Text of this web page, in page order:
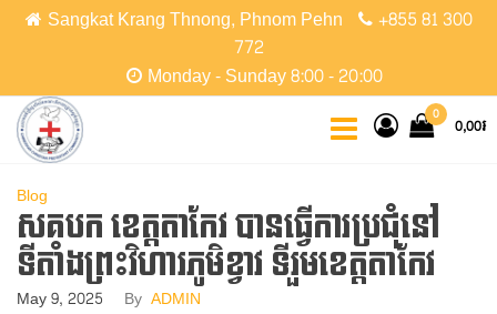
Skip
content
Sangkat Krang Thnong, Phnom Pehn
+855 81 300
772
Monday - Sunday 8:00 - 20:00
0 0,00៛
CCPC
Blog
សគបក ខេត្តតាកែវ បានធ្វើការប្រជុំនៅ
ទីតាំងព្រះវិហារភូមិខ្វាវ ទីរួមខេត្តតាកែវ
May 9, 2025 By ADMIN